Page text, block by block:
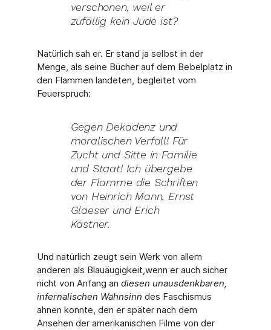
verschonen, weil er
zufällig kein Jude ist?
Natürlich sah er. Er stand ja selbst in der
Menge, als seine Bücher auf dem Bebelplatz in
den Flammen landeten, begleitet vom
Feuerspruch:
Gegen Dekadenz und
moralischen Verfall! Für
Zucht und Sitte in Familie
und Staat! Ich übergebe
der Flamme die Schriften
von Heinrich Mann, Ernst
Glaeser und Erich
Kästner.
Und natürlich zeugt sein Werk von allem
anderen als Blauäugigkeit,wenn er auch sicher
nicht von Anfang an diesen unausdenkbaren,
infernalischen Wahnsinn des Faschismus
ahnen konnte, den er später nach dem
Ansehen der amerikanischen Filme von der